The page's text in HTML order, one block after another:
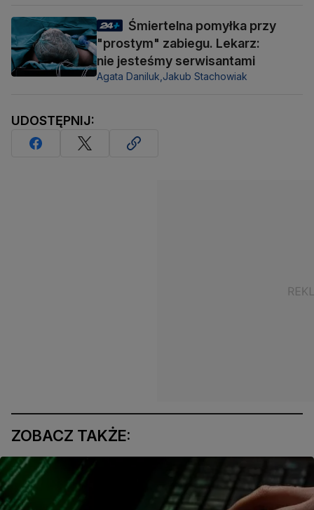
Śmiertelna pomyłka przy
"prostym" zabiegu. Lekarz:
nie jesteśmy serwisantami
Agata Daniluk, Jakub Stachowiak
UDOSTĘPNIJ:
ZOBACZ TAKŻE: